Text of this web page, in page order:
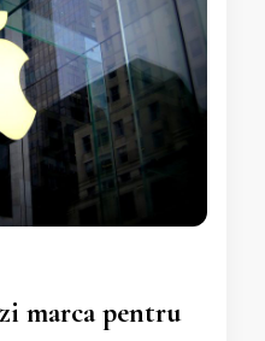
marca pentru